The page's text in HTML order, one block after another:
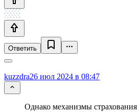
Ответить
kuzzdra26 июл 2024 в 08:47
Однако механизмы страхования